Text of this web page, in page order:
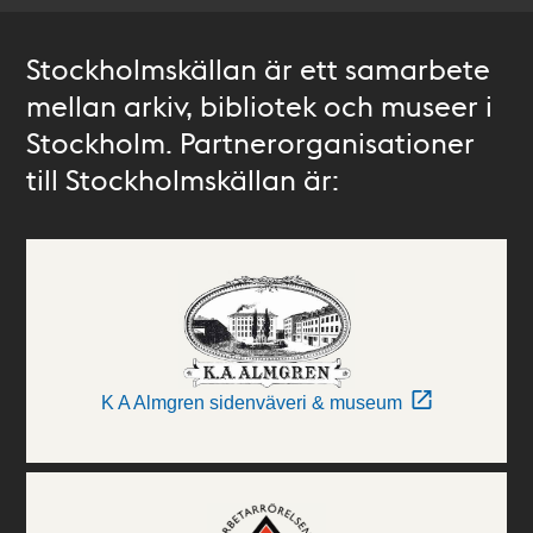
Stockholmskällan är ett samarbete
mellan arkiv, bibliotek och museer i
Stockholm. Partnerorganisationer
till Stockholmskällan är:
K A Almgren sidenväveri & museum